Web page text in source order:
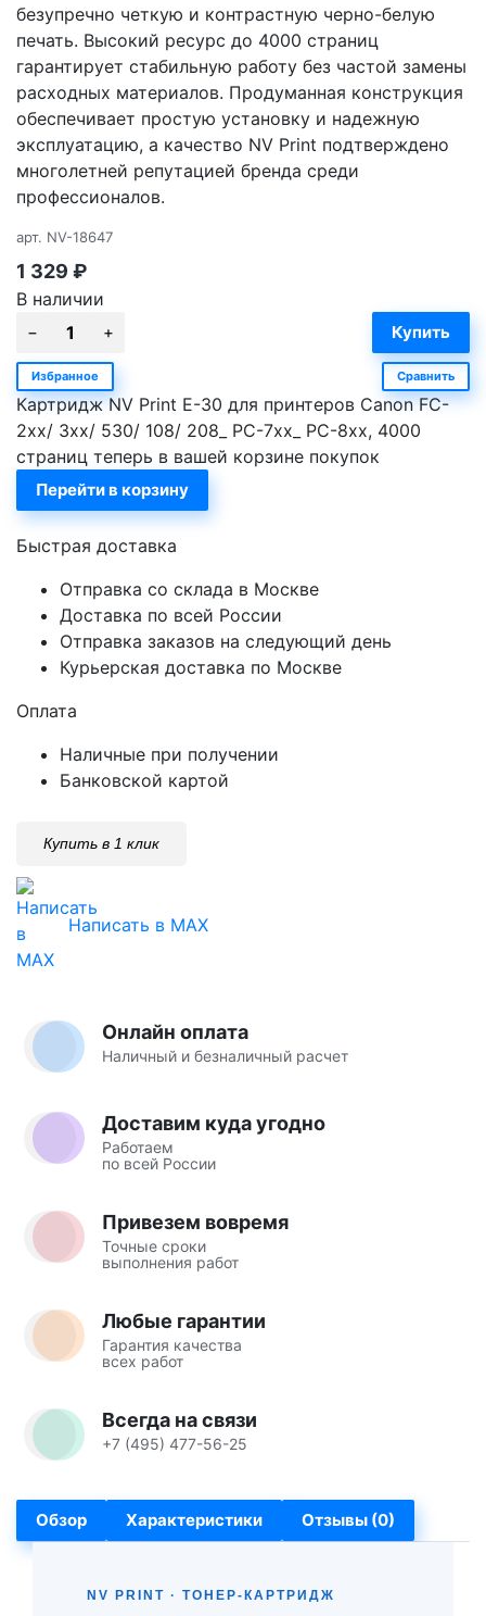
безупречно четкую и контрастную черно-белую
печать. Высокий ресурс до 4000 страниц
гарантирует стабильную работу без частой замены
расходных материалов. Продуманная конструкция
обеспечивает простую установку и надежную
эксплуатацию, а качество NV Print подтверждено
многолетней репутацией бренда среди
профессионалов.
арт. NV-18647
1 329 ₽
В наличии
Избранное Сравнить
Картридж NV Print E-30 для принтеров Canon FC-
2xx/ 3xx/ 530/ 108/ 208_ PC-7xx_ PC-8xx, 4000
страниц теперь в вашей корзине покупок
Перейти в корзину
Быстрая доставка
Отправка со склада в Москве
Доставка по всей России
Отправка заказов на следующий день
Курьерская доставка по Москве
Оплата
Наличные при получении
Банковской картой
Купить в 1 клик
Написать в MAX
Онлайн оплата
Наличный и безналичный расчет
Доставим куда угодно
Работаем
по всей России
Привезем вовремя
Точные сроки
выполнения работ
Любые гарантии
Гарантия качества
всех работ
Всегда на связи
+7 (495) 477-56-25
Обзор Характеристики Отзывы (0)
NV PRINT · ТОНЕР-КАРТРИДЖ